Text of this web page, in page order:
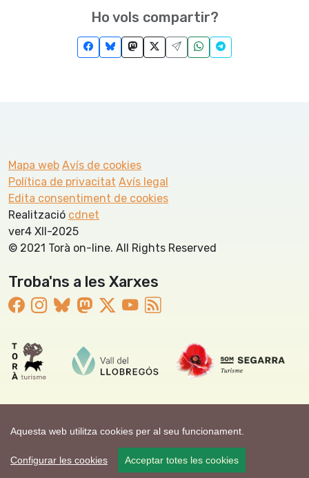
Aquesta web utilitza cookies per al seu funcionament.
Configurar les cookies Acceptar totes les cookies
Ho vols compartir?
Mapa web Avís de cookies
Política de privacitat Avís legal
Edita consentiment de cookies
Realització cdnet
ver4 XII-2025
© 2021 Torà on-line. All Rights Reserved
Troba'ns a les Xarxes